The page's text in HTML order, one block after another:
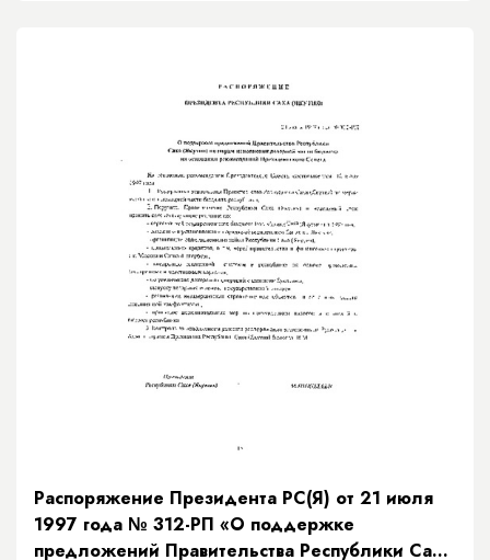
Распоряжение Президента РС(Я) от 21 июля
1997 года № 312-РП «О поддержке
предложений Правительства Республики Саха